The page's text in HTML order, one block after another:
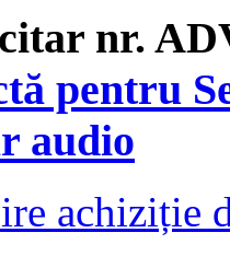
nr.
pentru
audio
achiziție